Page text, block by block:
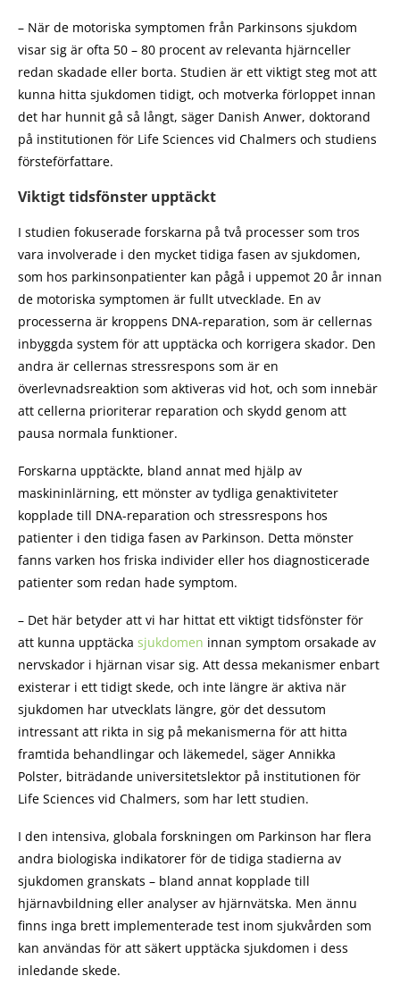
– När de motoriska symptomen från Parkinsons sjukdom
visar sig är ofta 50 – 80 procent av relevanta hjärnceller
redan skadade eller borta. Studien är ett viktigt steg mot att
kunna hitta sjukdomen tidigt, och motverka förloppet innan
det har hunnit gå så långt, säger Danish Anwer, doktorand
på institutionen för Life Sciences vid Chalmers och studiens
försteförfattare.
Viktigt tidsfönster upptäckt
I studien fokuserade forskarna på två processer som tros
vara involverade i den mycket tidiga fasen av sjukdomen,
som hos parkinsonpatienter kan pågå i uppemot 20 år innan
de motoriska symptomen är fullt utvecklade. En av
processerna är kroppens DNA-reparation, som är cellernas
inbyggda system för att upptäcka och korrigera skador. Den
andra är cellernas stressrespons som är en
överlevnadsreaktion som aktiveras vid hot, och som innebär
att cellerna prioriterar reparation och skydd genom att
pausa normala funktioner.
Forskarna upptäckte, bland annat med hjälp av
maskininlärning, ett mönster av tydliga genaktiviteter
kopplade till DNA-reparation och stressrespons hos
patienter i den tidiga fasen av Parkinson. Detta mönster
fanns varken hos friska individer eller hos diagnosticerade
patienter som redan hade symptom.
– Det här betyder att vi har hittat ett viktigt tidsfönster för
att kunna upptäcka sjukdomen innan symptom orsakade av
nervskador i hjärnan visar sig. Att dessa mekanismer enbart
existerar i ett tidigt skede, och inte längre är aktiva när
sjukdomen har utvecklats längre, gör det dessutom
intressant att rikta in sig på mekanismerna för att hitta
framtida behandlingar och läkemedel, säger Annikka
Polster, biträdande universitetslektor på institutionen för
Life Sciences vid Chalmers, som har lett studien.
I den intensiva, globala forskningen om Parkinson har flera
andra biologiska indikatorer för de tidiga stadierna av
sjukdomen granskats – bland annat kopplade till
hjärnavbildning eller analyser av hjärnvätska. Men ännu
finns inga brett implementerade test inom sjukvården som
kan användas för att säkert upptäcka sjukdomen i dess
inledande skede.